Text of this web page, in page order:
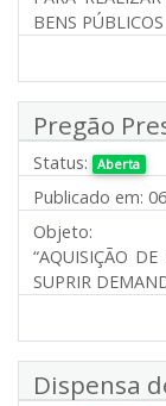
BENS
Pregão
Status: Aberta
Publicado em:
Objeto:
“AQUISIÇÃO
SUPRIR
Dispensa